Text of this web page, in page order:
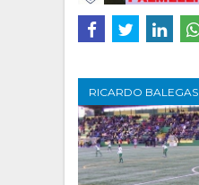
RICARDO BALEGAS